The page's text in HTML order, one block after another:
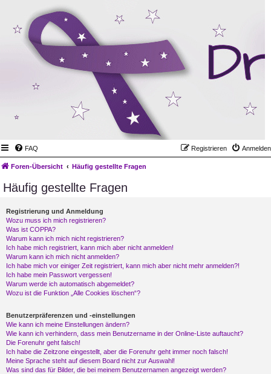
FAQ Anmelden
Registrieren
Foren-Übersicht Häufig gestellte Fragen
Häufig gestellte Fragen
Registrierung und Anmeldung
Wozu muss ich mich registrieren?
Was ist COPPA?
Warum kann ich mich nicht registrieren?
Ich habe mich registriert, kann mich aber nicht anmelden!
Warum kann ich mich nicht anmelden?
Ich habe mich vor einiger Zeit registriert, kann mich aber nicht mehr anmelden?!
Ich habe mein Passwort vergessen!
Warum werde ich automatisch abgemeldet?
Wozu ist die Funktion „Alle Cookies löschen“?
Benutzerpräferenzen und -einstellungen
Wie kann ich meine Einstellungen ändern?
Wie kann ich verhindern, dass mein Benutzername in der Online-Liste auftaucht?
Die Forenuhr geht falsch!
Ich habe die Zeitzone eingestellt, aber die Forenuhr geht immer noch falsch!
Meine Sprache steht auf diesem Board nicht zur Auswahl!
Was sind das für Bilder, die bei meinem Benutzernamen angezeigt werden?